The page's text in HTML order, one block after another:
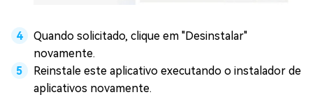
Quando solicitado, clique em "Desinstalar"
novamente.
Reinstale este aplicativo executando o instalador de
aplicativos novamente.